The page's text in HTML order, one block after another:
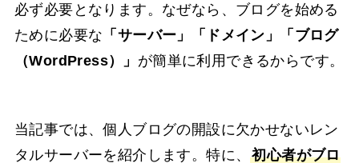
必ず必要となります。なぜなら、ブログを始める
ために必要な 「サーバー」「ドメイン」「ブログ
（WordPress）」 が簡単に利用できるからです。
当記事では、個人ブログの開設に欠かせないレン
タルサーバーを紹介します。特に、初心者がブロ